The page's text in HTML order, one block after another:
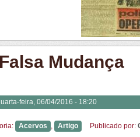
Mudança
feira, 06/04/2016 - 18:20
Acervos Artigo Publicado por: